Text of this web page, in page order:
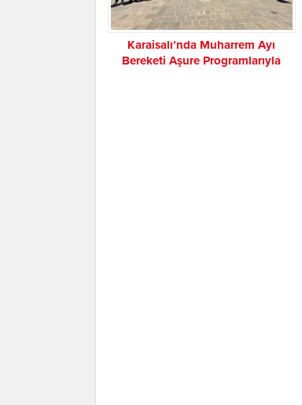
Karaisalı’nda Muharrem Ayı
Bereketi Aşure Programlarıyla